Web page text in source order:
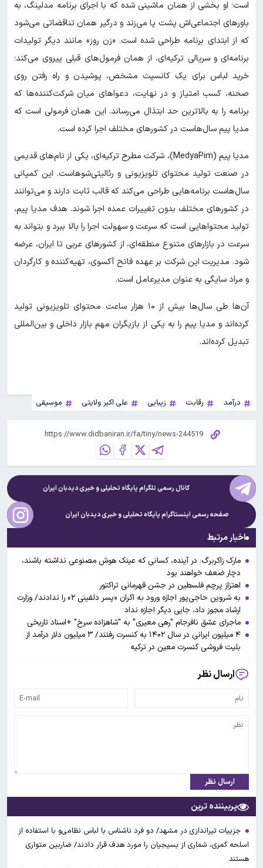
است؛ او بخشی از همان ماشینی شده که با اجرای برنامه مدلینگ، به
باورهای اجتماعی‌اش پشت پا می‌زند و درگیر همان تناقضاتی می‌شود
که از ابتدای برنامه طراحی شده است. «زن روز» مانند دیگر تولیدات
برنامه‌ای و سریالی ترکیه‌ای، از همان فرمول‌های قبلی پیروی می‌کند؛
خرید لباس برای یک کانسپت مشخص، پوشیدن و راه رفتن روی
صحنه، کسب امتیاز و در نهایت، دعواهای میان شرکت‌کننده‌ها که
برنامه را به بالاترین حد ابتذال می‌رساند. این همان فرمولی است که
مدیا پیم سال‌هاست در کشورهای مختلف اجرا کرده است.
مدیا پیم (MedyaPim)، شرکت مطرح ترکیه‌ای، یکی از نام‌های قدیمی
در صنعت تولید محتوای تلویزیونی و رئالیتی‌شوهاست. این کمپانی
سال‌هاست برنامه‌هایی طراحی می‌کند که قالب ثابت دارند و می‌توانند
در کشورهای مختلف بدون تغییرات عمده اجرا شوند. هدف مدیا پیم،
تولید محتواهایی است که سرعت و سهولت اجرا را بالا ببرد و بتواند به
سرعت در بازارهای متنوع منطقه‌ای، از کشورهای عربی تا ایران، عرضه
شود. مدیریت این شرکت بر عهده فاتح آکسوی، تهیه‌کننده و کارگردان
و مراد سایگی به عنوان مدیرعامل است.
آن‌ها طی سال‌ها بیش از ۱۰ هزار ساعت محتوای تلویزیونی تولید
کرده‌اند و مدیا پیم را به یکی از بازیگران مهم بازار داخلی و بین‌المللی
تبدیل کرده‌اند.
درآمد رقابت زیبایی علی اکبر ولایتی موسیقی
کانال رسمی تلگرام پایگاه تحلیلی و خبریدیدبان ایران
صفحه رسمی اینستاگرام پایگاه تحلیلی و خبریدیدبان ایران
اخبار مرتبط
مارک زاکربرگ: در آینده، کسانی که عینک‌ هوش مصنوعی نداشته باشند،
دچار ضعف خواهند بود
اهتزاز پرچم فلسطین در جشن قهرمانی تراکتور
به شروین حاجی‌پور اجازه ورود به اکران «پسر دلفینی ۲» را ندادند/ وزارت
ارشاد مجوز داد، جایی دیگر اجازه نداد
ماجرای عشق نافرجام "رهی معیری" به "شاهزاده سرخ" +اسناد تاریخی
۴ میلیون ایرانی در سال ۱۴۰۲ به کنسرت‌ رفتند/ ۳ میلیون دلار درآمد از
بلیت فروشی کنسرت معین در ترکیه
ارسال نظر
ارسال نظر
پربیننده ترین
جزییات تیراندازی در مشهد/ دو فرد ناشناس با لباس نظامی‌و با استفاده از
اسلحه کمری، شماری از بسیجیان را مورد هدف قرار دادند/ ضاربین متواری
هستند